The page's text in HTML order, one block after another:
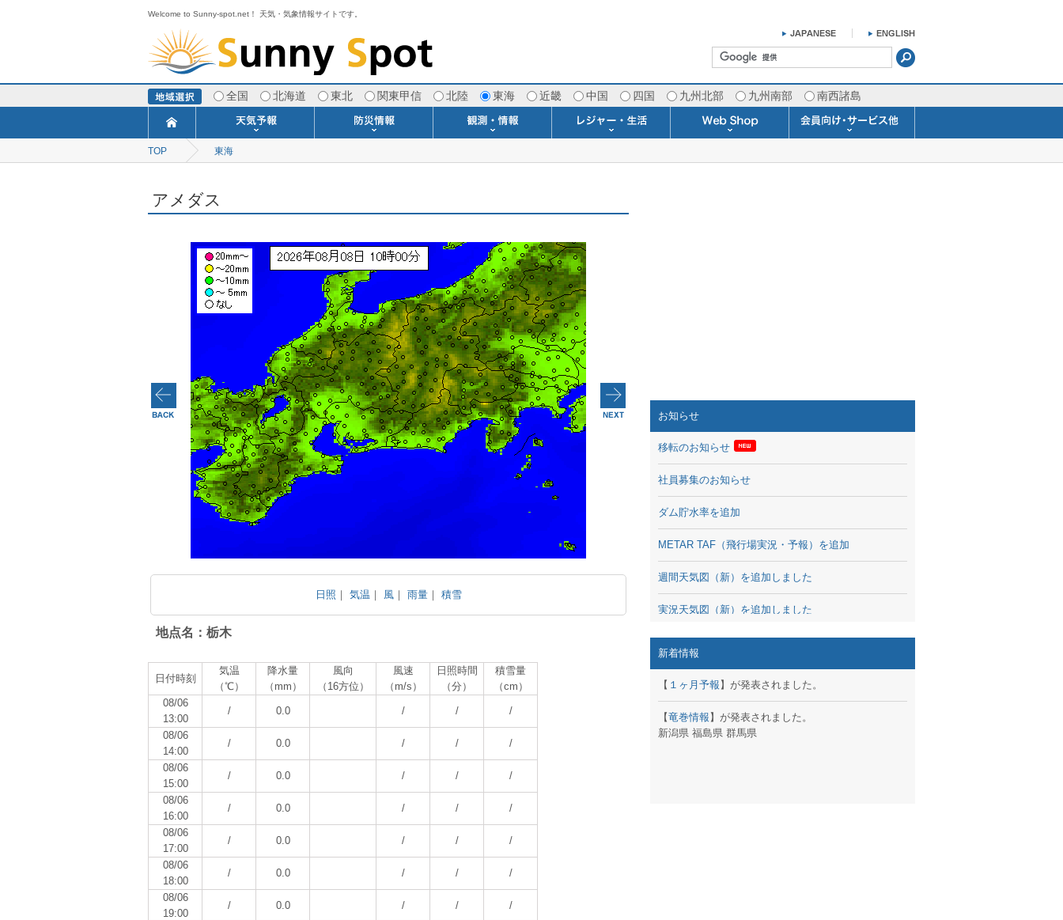
Welcome to Sunny-spot.net！ 天気・気象情報サイトです。
全国 北海道 東北 関東甲信 北陸 東海 近畿 中国 四国 九州北部 九州南部 南西諸島
今日明日の天気
ポイント予報
週間天気予報
寒・暖候期予報
TOP 東海
アメダス
日照 ｜ 気温 ｜ 風｜ 雨量｜ 積雪
地点名：栃木
日付時刻
気温
（℃）
降水量
（mm）
風向
（16方位）
風速
（m/s）
日照時間
（分）
積雪量
（cm）
08/06
13:00
/ 0.0 / / /
08/06
14:00
/ 0.0 / / /
08/06
15:00
/ 0.0 / / /
08/06
16:00
/ 0.0 / / /
08/06
17:00
/ 0.0 / / /
08/06
18:00
/ 0.0 / / /
08/06
19:00
/ 0.0 / / /
お知らせ
移転のお知らせ
社員募集のお知らせ
ダム貯水率を追加
METAR TAF（飛行場実況・予報）を追加
週間天気図（新）を追加しました
実況天気図（新）を追加しました
潮汐・日出没、パワーアップ＆リニューアル
新着情報
【 １ヶ月予報 】が発表されました。
【竜巻情報 】が発表されました。
新潟県 福島県 群馬県